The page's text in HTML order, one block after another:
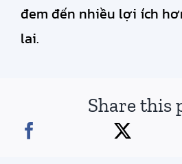
đem đến nhiều lợi ích
lai.
Share this